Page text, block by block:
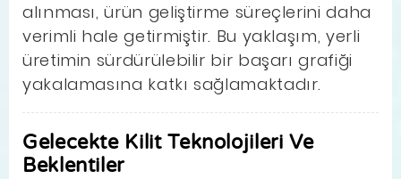
alınması, ürün geliştirme süreçlerini daha
verimli hale getirmiştir. Bu yaklaşım, yerli
üretimin sürdürülebilir bir başarı grafiği
yakalamasına katkı sağlamaktadır.
Gelecekte Kilit Teknolojileri Ve
Beklentiler